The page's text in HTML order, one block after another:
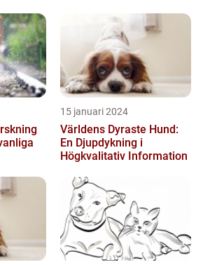
15 januari 2024
Världens Dyraste Hund:
En Djupdykning i
Högkvalitativ Information